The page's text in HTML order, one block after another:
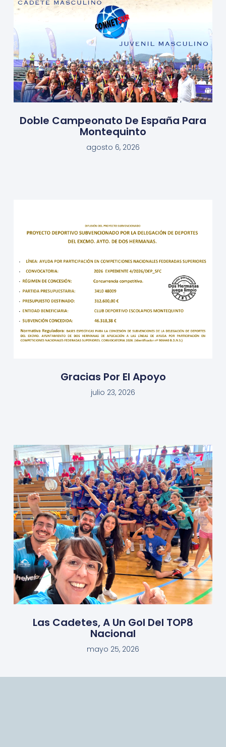
Doble Campeonato De España Para
Montequinto
agosto 6, 2026
Gracias Por El Apoyo
julio 23, 2026
Las Cadetes, A Un Gol Del TOP8
Nacional
mayo 25, 2026